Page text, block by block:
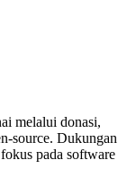
melalui donasi,
source. Dukungan
pada software